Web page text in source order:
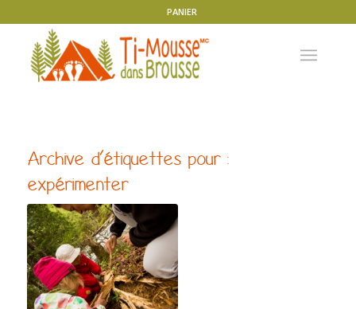
PANIER
Archive d’étiquettes pour :
expérimenter